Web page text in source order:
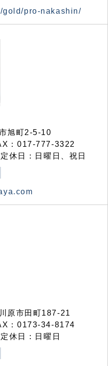
gold/pro-nakashin/
旭町2-5-10
：017-777-3322
休日：日曜日、祝日
原市田町187-21
：0173-34-8174
休日：日曜日